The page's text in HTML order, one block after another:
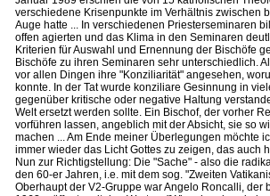
verschiedene Krisenpunkte im Verhältnis zwischen
Auge hatte ... In verschiedenen Priesterseminaren
offen agierten und das Klima in den Seminaren
Kriterien für Auswahl und Ernennung der Bischöfe
Bischöfe zu ihren Seminaren sehr unterschiedlich.
vor allen Dingen ihre "Konziliarität" angesehen,
konnte. In der Tat wurde konziliare Gesinnung in
gegenüber kritische oder negative Haltung
Welt ersetzt werden sollte. Ein Bischof, der vorher
vorführen lassen, angeblich mit der Absicht, sie so
machen ... Am Ende meiner Überlegungen möchte
immer wieder das Licht Gottes zu zeigen, das auch
Nun zur Richtigstellung: Die "Sache" - also die
den 60-er Jahren, i.e. mit dem sog. "Zweiten
Oberhaupt der V2-Gruppe war Angelo Roncalli,